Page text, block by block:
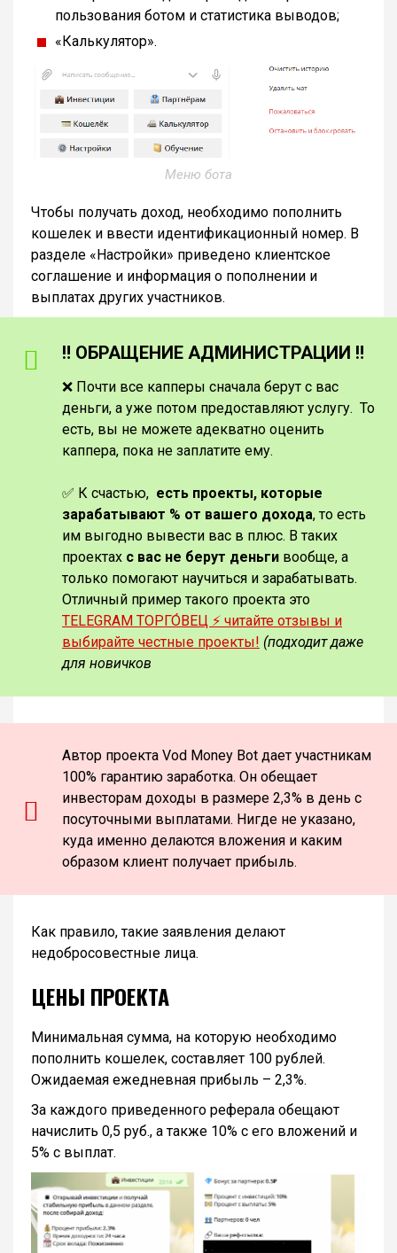
пользования ботом и статистика выводов;
«Калькулятор».
Меню бота
Чтобы получать доход, необходимо пополнить
кошелек и ввести идентификационный номер. В
разделе «Настройки» приведено клиентское
соглашение и информация о пополнении и
выплатах других участников.
‼️ ОБРАЩЕНИЕ АДМИНИСТРАЦИИ ‼️
❌ Почти все капперы сначала берут с вас
деньги, а уже потом предоставляют услугу. То
есть, вы не можете адекватно оценить
каппера, пока не заплатите ему.
✅ К счастью, есть проекты, которые
зарабатывают % от вашего дохода, то есть
им выгодно вывести вас в плюс. В таких
проектах с вас не берут деньги вообще, а
только помогают научиться и зарабатывать.
Отличный пример такого проекта это
TELEGRAM ТОРГО́ВЕЦ ⚡️ читайте отзывы и
выбирайте честные проекты! (подходит даже
для новичков
Автор проекта Vod Money Bot дает участникам
100% гарантию заработка. Он обещает
инвесторам доходы в размере 2,3% в день с
посуточными выплатами. Нигде не указано,
куда именно делаются вложения и каким
образом клиент получает прибыль.
Как правило, такие заявления делают
недобросовестные лица.
ЦЕНЫ ПРОЕКТА
Минимальная сумма, на которую необходимо
пополнить кошелек, составляет 100 рублей.
Ожидаемая ежедневная прибыль – 2,3%.
За каждого приведенного реферала обещают
начислить 0,5 руб., а также 10% с его вложений и
5% с выплат.